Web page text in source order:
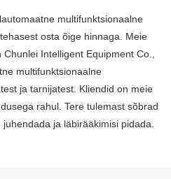
multifunktsionaalne
osta õige hinnaga. Meie
Intelligent Equipment Co.,
multifunktsionaalne
ja tarnijatest. Kliendid on meie
rahul. Tere tulemast sõbrad
ja läbirääkimisi pidada.